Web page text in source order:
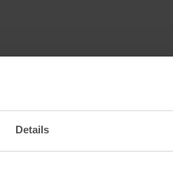
Details